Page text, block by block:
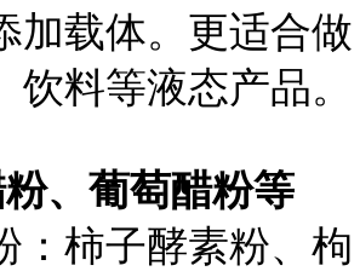
加载体。更适合做
饮料等液态产品。
、葡萄醋粉等
：柿子酵素粉、枸